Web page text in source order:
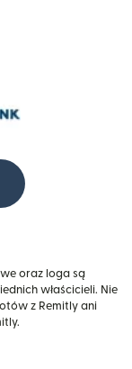
oraz loga są
właścicieli. Nie
z Remitly ani